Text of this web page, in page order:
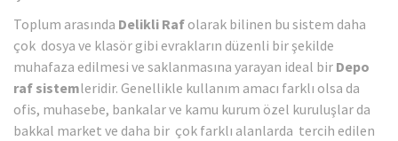
Toplum arasında Delikli Raf olarak bilinen bu sistem daha
çok dosya ve klasör gibi evrakların düzenli bir şekilde
muhafaza edilmesi ve saklanmasına yarayan ideal bir Depo
raf sistemleridir. Genellikle kullanım amacı farklı olsa da
ofis, muhasebe, bankalar ve kamu kurum özel kuruluşlar da
bakkal market ve daha bir çok farklı alanlarda tercih edilen